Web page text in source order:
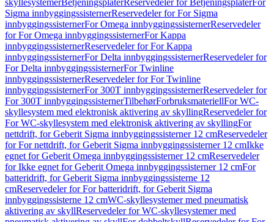
skyllesystemerBetjeningsplaterReservedeler for BetjeningsplaterFor
Sigma innbyggingssisternerReservedeler for For Sigma
innbyggingssisternerFor Omega innbyggingssisternerReservedeler
for For Omega innbyggingssisternerFor Kappa
innbyggingssisternerReservedeler for For Kappa
innbyggingssisternerFor Delta innbyggingssisternerReservedeler for
For Delta innbyggingssisternerFor Twinline
innbyggingssisternerReservedeler for For Twinline
innbyggingssisternerFor 300T innbyggingssisternerReservedeler for
For 300T innbyggingssisternerTilbehørForbruksmateriellFor WC-
skyllesystem med elektronisk aktivering av skyllingReservedeler for
For WC-skyllesystem med elektronisk aktivering av skyllingFor
nettdrift, for Geberit Sigma innbyggingssisterner 12 cmReservedeler
for For nettdrift, for Geberit Sigma innbyggingssisterner 12 cmIkke
egnet for Geberit Omega innbyggingssisterner 12 cmReservedeler
for Ikke egnet for Geberit Omega innbyggingssisterner 12 cmFor
batteridrift, for Geberit Sigma innbyggingssisterne 12
cmReservedeler for For batteridrift, for Geberit Sigma
innbyggingssisterne 12 cmWC-skyllesystemer med pneumatisk
aktivering av skyllReservedeler for WC-skyllesystemer med